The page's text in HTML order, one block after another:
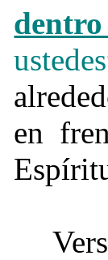
ustedes
en